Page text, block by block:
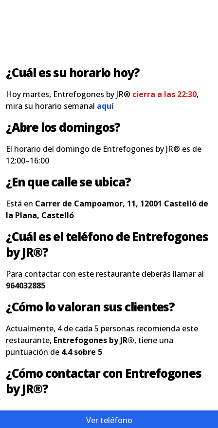
¿Cuál es su horario hoy?
Hoy martes, Entrefogones by JR® cierra a las 22:30,
mira su horario semanal aquí
¿Abre los domingos?
El horario del domingo de Entrefogones by JR® es de
12:00–16:00
¿En que calle se ubica?
Está en Carrer de Campoamor, 11, 12001 Castelló de
la Plana, Castelló
¿Cuál es el teléfono de Entrefogones
by JR®?
Para contactar con este restaurante deberás llamar al
964032885
¿Cómo lo valoran sus clientes?
Actualmente, 4 de cada 5 personas recomienda este
restaurante, Entrefogones by JR®, tiene una
puntuación de 4.4 sobre 5
¿Cómo contactar con Entrefogones
by JR®?
Ver teléfono